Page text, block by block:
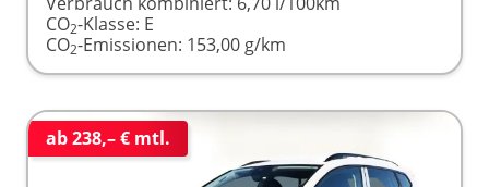
CO2-Klasse: E
CO2-Emissionen: 153,00 g/km
ab 238,– € mtl.